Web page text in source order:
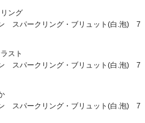
ング
スパークリング・ブリュット(白.泡) 7
スト
スパークリング・ブリュット(白.泡) 7
スパークリング・ブリュット(白.泡) 7